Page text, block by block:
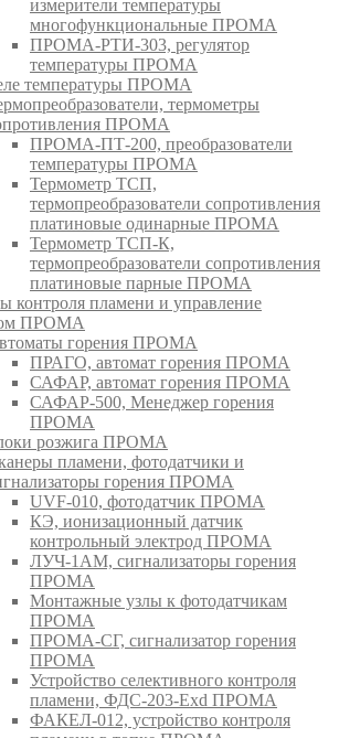
измерители температуры
многофункциональные ПРОМА
ПРОМА-РТИ-303, регулятор
температуры ПРОМА
температуры ПРОМА
термометры
ПРОМА
ПРОМА-ПТ-200, преобразователи
температуры ПРОМА
Термометр ТСП,
термопреобразователи сопротивления
платиновые одинарные ПРОМА
Термометр ТСП-К,
термопреобразователи сопротивления
платиновые парные ПРОМА
контроля пламени и управление
ПРОМА
горения ПРОМА
ПРАГО, автомат горения ПРОМА
САФАР, автомат горения ПРОМА
САФАР-500, Менеджер горения
ПРОМА
розжига ПРОМА
пламени, фотодатчики и
горения ПРОМА
UVF-010, фотодатчик ПРОМА
КЭ, ионизационный датчик
контрольный электрод ПРОМА
ЛУЧ-1АМ, сигнализаторы горения
ПРОМА
Монтажные узлы к фотодатчикам
ПРОМА
ПРОМА-СГ, сигнализатор горения
ПРОМА
Устройство селективного контроля
пламени, ФДС-203-Exd ПРОМА
ФАКЕЛ-012, устройство контроля